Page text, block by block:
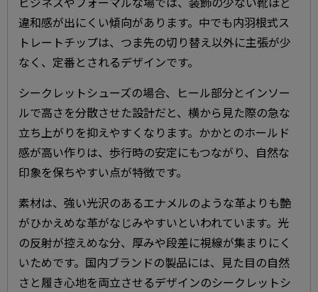
違和感が出にくい傾向があります。中でも内羽根式ス
トレートチップは、つま先の切り替え以外に主張が少
なく、定番とされるデザインです。
シークレットシューズの場合、ヒール部分とインソー
ルで高さを分散させた設計だと、横から見た際の急な
立ち上がりを抑えやすくなります。かかとのホールド
感が高い作りは、歩行時の安定にもつながり、自然な
印象を保ちやすい点が特徴です。
素材は、強い光沢のあるエナメルのような革よりも艶
がひかえめな革がなじみやすいといわれています。光
の反射が控えめな分、厚みや段差に視線が集まりにく
いためです。国内ブランドの製品には、見た目の自然
さと履き心地を両立させるデザインのシークレットシ